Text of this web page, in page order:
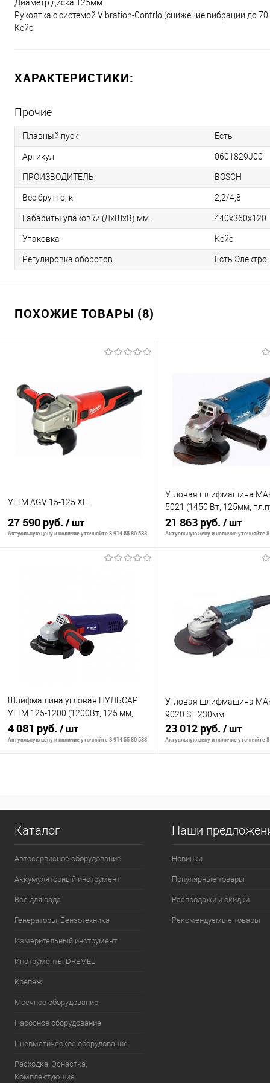
Диаметр диска 125мм
Рукоятка с системой Vibration-Contrlol(снижение вибрации до 70
Кейс
ХАРАКТЕРИСТИКИ:
Прочие
Плавный пуск Есть
Артикул 0601829J00
ПРОИЗВОДИТЕЛЬ BOSCH
Вес брутто, кг 2,2/4,8
Габариты упаковки (ДхШхВ) мм. 440х360х120
Упаковка Кейс
Регулировка оборотов Есть
ПОХОЖИЕ ТОВАРЫ (8)
УШМ AGV 15-125 XE
27 590 руб. / шт
Актуальную цену и наличие уточняйте 8 914 55 80 533
К сравнению
В избранное
В наличии
Угловая шлифмашина
5021 (1450 Вт, 125мм,
1,4кг, коробка)
21 863 руб. / шт
Актуальную цену и наличие уточняйте
К сравнению
В избранное
Шлифмашина угловая ПУЛЬСАР
УШМ 125-1200 (1200Вт, 125 мм,
11000об/мин, 2,45кг)
4 081 руб. / шт
Актуальную цену и наличие уточняйте 8 914 55 80 533
В избранное
Угловая шлифмашина
9020 SF 230мм
23 012 руб. / шт
Актуальную цену и наличие уточняйте
В избранное
В
Каталог
Автосервисное оборудование
Аккумуляторный инструмент
Все для сада
Генераторы, Бензотехника
Измерительный инструмент
Инструменты DREMEL
Крепеж
Моечное оборудование
Насосное оборудование
Пневматическое оборудование
Расходка, Оснастка,
Комплектующие
Наши
Новинки
Популярные товары
Распродажи и скидки
Рекомендуемые товары